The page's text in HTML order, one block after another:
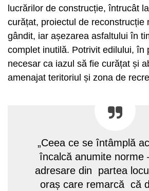
lucrărilor de construcție, întrucât
curățat, proiectul de reconstrucție
gândit, iar așezarea asfaltului în
complet inutilă. Potrivit edilului, în
necesar ca iazul să fie curățat și
amenajat teritoriul și zona de
„Ceea ce se întâmplă
încalcă anumite norme
adresare din partea
oraș care remarcă că